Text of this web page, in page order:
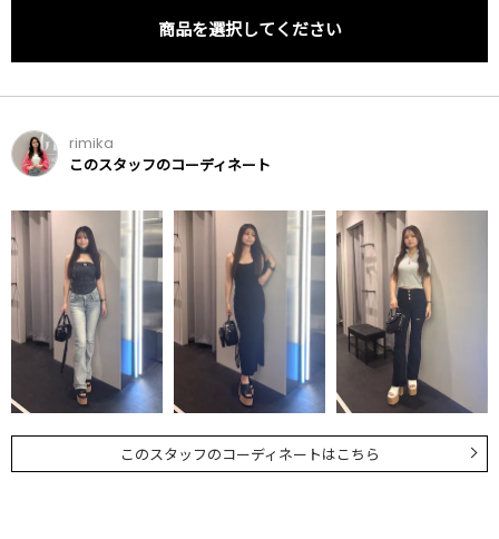
商品を選択してください
rimika
このスタッフのコーディネート
このスタッフのコーディネートはこちら